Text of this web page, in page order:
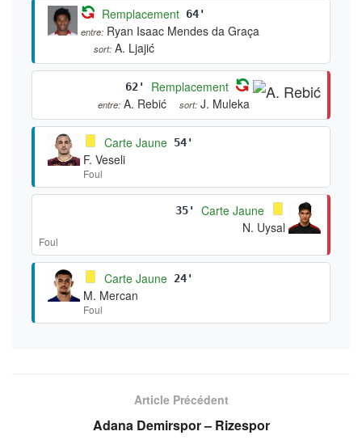
Remplacement 64'
entre: Ryan Isaac Mendes da Graça
sort: A. Ljajić
62' Remplacement
entre: A. Rebić sort: J. Muleka
Carte Jaune 54'
F. Veseli
Foul
35'
Carte Jaune
N. Uysal
Foul
Carte Jaune 24'
M. Mercan
Foul
Article Précédent
Adana Demirspor – Rizespor